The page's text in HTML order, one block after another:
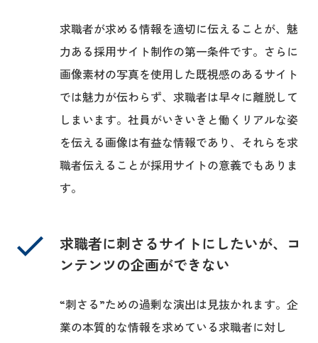
求職者が求める情報を適切に伝えることが、魅
力ある採用サイト制作の第一条件です。さらに
画像素材の写真を使用した既視感のあるサイト
では魅力が伝わらず、求職者は早々に離脱して
しまいます。社員がいきいきと働くリアルな姿
を伝える画像は有益な情報であり、それらを求
職者伝えることが採用サイトの意義でもありま
す。
求職者に刺さるサイトにしたいが、コ
ンテンツの企画ができない
“刺さる”ための過剰な演出は見抜かれます。企
業の本質的な情報を求めている求職者に対し